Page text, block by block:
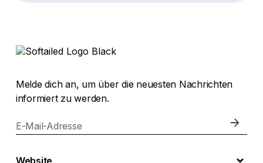
Melde dich an, um über die neuesten Nachrichten
informiert zu werden.
E-Mail-Adresse
Website